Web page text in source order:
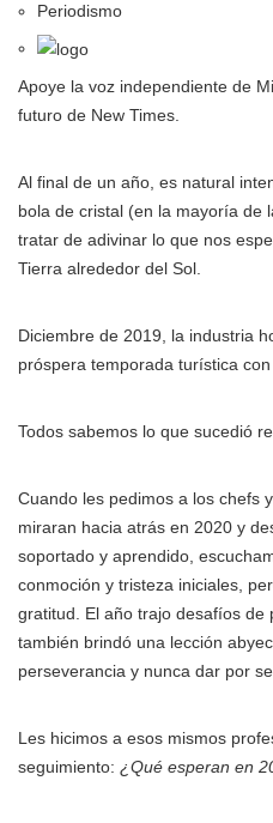
Periodismo
Apoye la voz independiente de
futuro de New Times.
Al final de un año, es natural
bola de cristal (en la mayoría de
tratar de adivinar lo que nos
Tierra alrededor del Sol.
Diciembre de 2019, la industria
próspera temporada turística
Todos sabemos lo que sucedió
Cuando les pedimos a los chefs
miraran hacia atrás en 2020 y
soportado y aprendido,
conmoción y tristeza iniciales,
gratitud. El año trajo desafíos de
también brindó una lección
perseverancia y nunca dar por
Les hicimos a esos mismos
seguimiento: ¿Qué esperan en